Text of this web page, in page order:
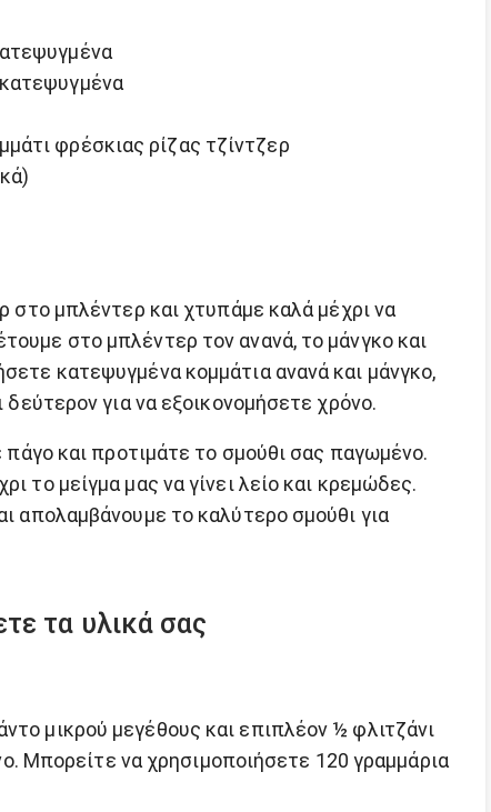
φρέσκιας ρίζας τζίντζερ
στο μπλέντερ και χτυπάμε καλά μέχρι να
στο μπλέντερ τον ανανά, το μάνγκο και
κατεψυγμένα κομμάτια ανανά και μάνγκο,
για να εξοικονομήσετε χρόνο.
πάγο και προτιμάτε το σμούθι σας παγωμένο.
το μείγμα μας να γίνει λείο και κρεμώδες.
απολαμβάνουμε το καλύτερο σμούθι για
τα υλικά σας
μικρού μεγέθους και επιπλέον ½ φλιτζάνι
Μπορείτε να χρησιμοποιήσετε 120 γραμμάρια